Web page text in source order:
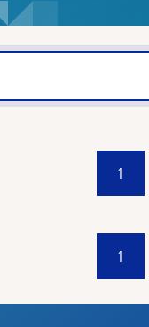
1
1